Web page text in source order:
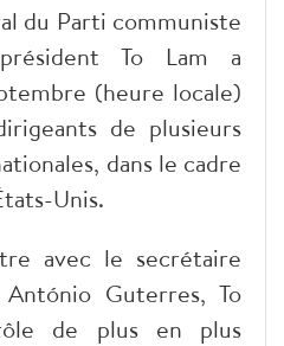
du Parti communiste
To Lam a
(heure locale)
de plusieurs
dans le cadre
Unis.
avec le secrétaire
Guterres, To
de plus en plus